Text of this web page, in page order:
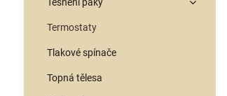
Termostaty
Tlakové spínače
Topná tělesa